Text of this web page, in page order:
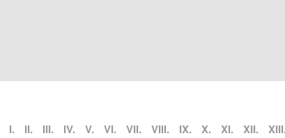
I. II. III. IV. V. VI. VII. VIII. IX. X. XI. XII. XIII.